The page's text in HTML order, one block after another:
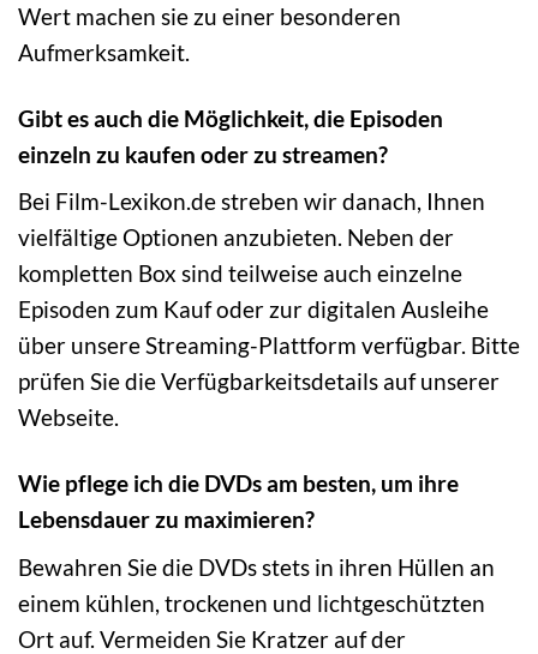
Wert machen sie zu einer besonderen
Aufmerksamkeit.
Gibt es auch die Möglichkeit, die Episoden
einzeln zu kaufen oder zu streamen?
Bei Film-Lexikon.de streben wir danach, Ihnen
vielfältige Optionen anzubieten. Neben der
kompletten Box sind teilweise auch einzelne
Episoden zum Kauf oder zur digitalen Ausleihe
über unsere Streaming-Plattform verfügbar. Bitte
prüfen Sie die Verfügbarkeitsdetails auf unserer
Webseite.
Wie pflege ich die DVDs am besten, um ihre
Lebensdauer zu maximieren?
Bewahren Sie die DVDs stets in ihren Hüllen an
einem kühlen, trockenen und lichtgeschützten
Ort auf. Vermeiden Sie Kratzer auf der